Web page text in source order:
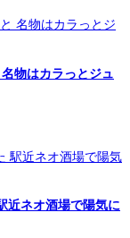
物はカラっとジュ
近ネオ酒場で陽気に